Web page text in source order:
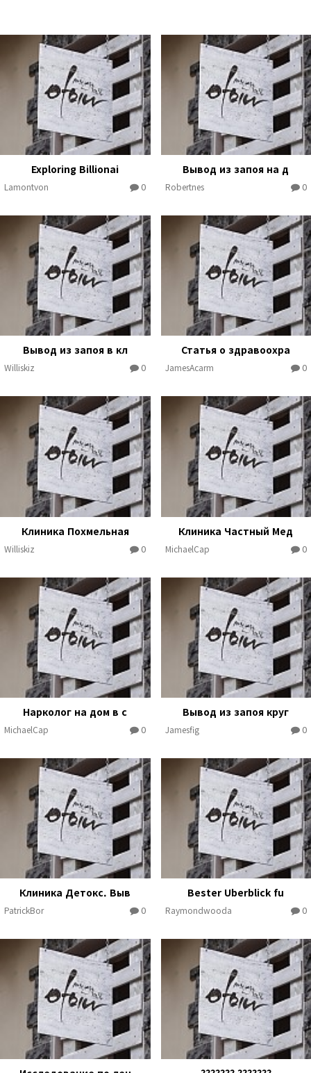
Exploring Billionai
Lamontvon 0
Вывод из запоя на д
Robertnes 0
Вывод из запоя в кл
Williskiz 0
Статья о здравоохра
JamesAcarm 0
Клиника Похмельная
Williskiz 0
Клиника Частный Мед
MichaelCap 0
Нарколог на дом в с
MichaelCap 0
Вывод из запоя круг
Jamesfig 0
Клиника Детокс. Выв
PatrickBor 0
Bester Uberblick fu
Raymondwooda 0